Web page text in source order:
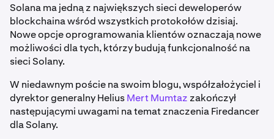
Solana ma jedną z największych sieci deweloperów
blockchaina wśród wszystkich protokołów dzisiaj.
Nowe opcje oprogramowania klientów oznaczają nowe
możliwości dla tych, którzy budują funkcjonalność na
sieci Solany.
W niedawnym poście na swoim blogu, współzałożyciel i
dyrektor generalny HeliusMert Mumtaz zakończył
następującymi uwagami na temat znaczenia Firedancer
dla Solany.